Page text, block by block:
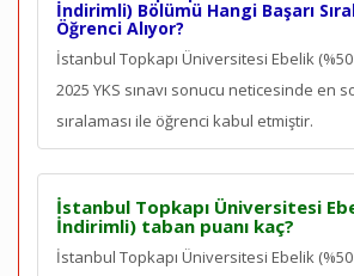
İndirimli) Bölümü Hangi Başarı
Öğrenci Alıyor?
İstanbul Topkapı Üniversitesi Ebelik
2025 YKS sınavı sonucu neticesinde en
sıralaması ile öğrenci kabul etmiştir.
İstanbul Topkapı Üniversitesi
İndirimli) taban puanı kaç?
İstanbul Topkapı Üniversitesi Ebelik